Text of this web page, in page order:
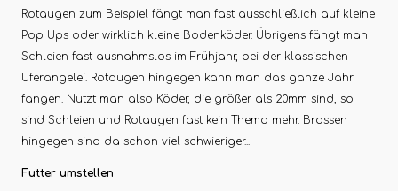
Rotaugen zum Beispiel fängt man fast ausschließlich auf kleine
Pop Ups oder wirklich kleine Bodenköder. Übrigens fängt man
Schleien fast ausnahmslos im Frühjahr, bei der klassischen
Uferangelei. Rotaugen hingegen kann man das ganze Jahr
fangen. Nutzt man also Köder, die größer als 20mm sind, so
sind Schleien und Rotaugen fast kein Thema mehr. Brassen
hingegen sind da schon viel schwieriger...
Futter umstellen